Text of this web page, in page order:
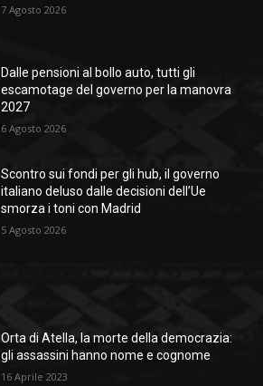
7 Agosto 2026
Dalle pensioni al bollo auto, tutti gli
escamotage del governo per la manovra
2027
6 Agosto 2026
Scontro sui fondi per gli hub, il governo
italiano deluso dalle decisioni dell’Ue
smorza i toni con Madrid
5 Agosto 2026
Orta di Atella, la morte della democrazia:
gli assassini hanno nome e cognome
16 Aprile 2023